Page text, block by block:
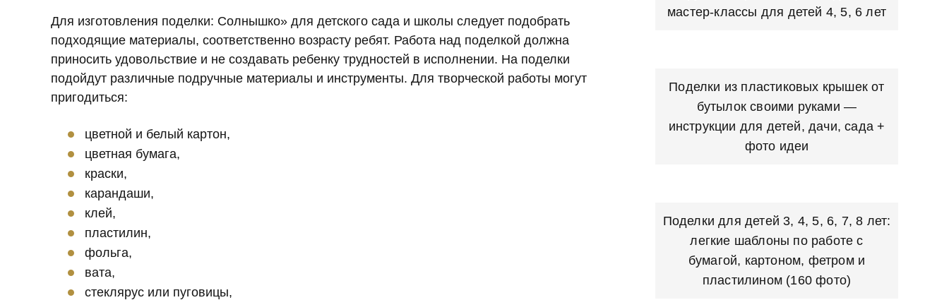
Для изготовления поделки: Солнышко» для детского сада и школы следует подобрать
подходящие материалы, соответственно возрасту ребят. Работа над поделкой должна
приносить удовольствие и не создавать ребенку трудностей в исполнении. На поделки
подойдут различные подручные материалы и инструменты. Для творческой работы могут
пригодиться:
цветной и белый картон,
цветная бумага,
краски,
карандаши,
клей,
пластилин,
фольга,
вата,
стеклярус или пуговицы,
мастер-классы для детей 4, 5, 6 лет
Поделки из пластиковых крышек от
бутылок своими руками —
инструкции для детей, дачи, сада +
фото идеи
Поделки для детей 3, 4, 5, 6, 7, 8 лет:
легкие шаблоны по работе с
бумагой, картоном, фетром и
пластилином (160 фото)